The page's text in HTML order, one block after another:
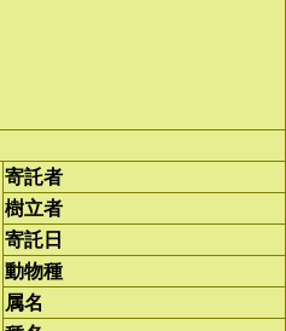
寄託者
樹立者
寄託日
動物種
属名